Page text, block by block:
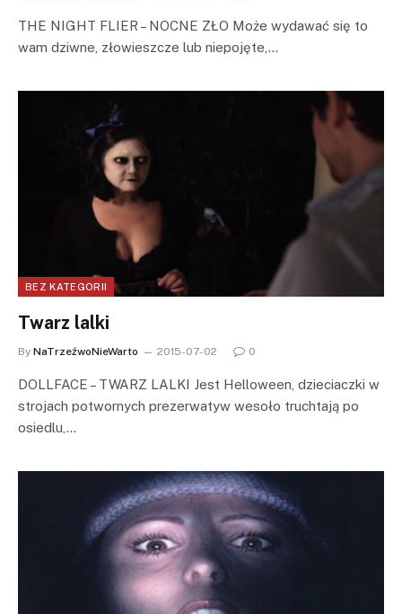
THE NIGHT FLIER – NOCNE ZŁO Może wydawać się to
wam dziwne, złowieszcze lub niepojęte,…
BEZ KATEGORII
Twarz lalki
By NaTrzeźwoNieWarto 2015-07-02 0
DOLLFACE – TWARZ LALKI Jest Helloween, dzieciaczki w
strojach potwornych prezerwatyw wesoło truchtają po
osiedlu,…